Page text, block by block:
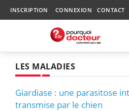
INSCRIPTION CONNEXION CONTACT
LES MALADIES
Giardiase : une parasitose
transmise par le chien